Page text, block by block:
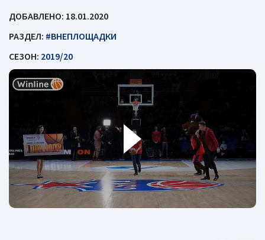
ДОБАВЛЕНО: 18.01.2020
РАЗДЕЛ: #ВНЕПЛОЩАДКИ
СЕЗОН: 2019/20